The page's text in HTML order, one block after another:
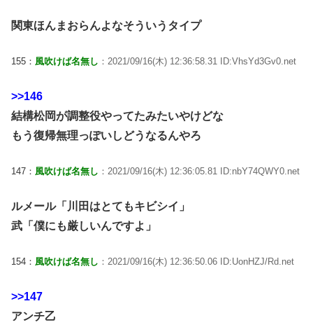
関東ほんまおらんよなそういうタイプ
155： 風吹けば名無し ：2021/09/16(木) 12:36:58.31 ID:VhsYd3Gv0.net
>>146
結構松岡が調整役やってたみたいやけどな
もう復帰無理っぽいしどうなるんやろ
147： 風吹けば名無し ：2021/09/16(木) 12:36:05.81 ID:nbY74QWY0.net
ルメール「川田はとてもキビシイ」
武「僕にも厳しいんですよ」
154： 風吹けば名無し ：2021/09/16(木) 12:36:50.06 ID:UonHZJ/Rd.net
>>147
アンチ乙